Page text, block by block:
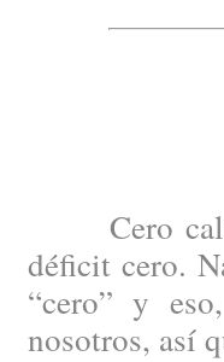
Cero
déficit cero.
“cero” y
nosotros, así